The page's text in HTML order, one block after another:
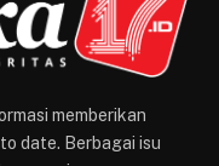
memberikan
date. Berbagai isu